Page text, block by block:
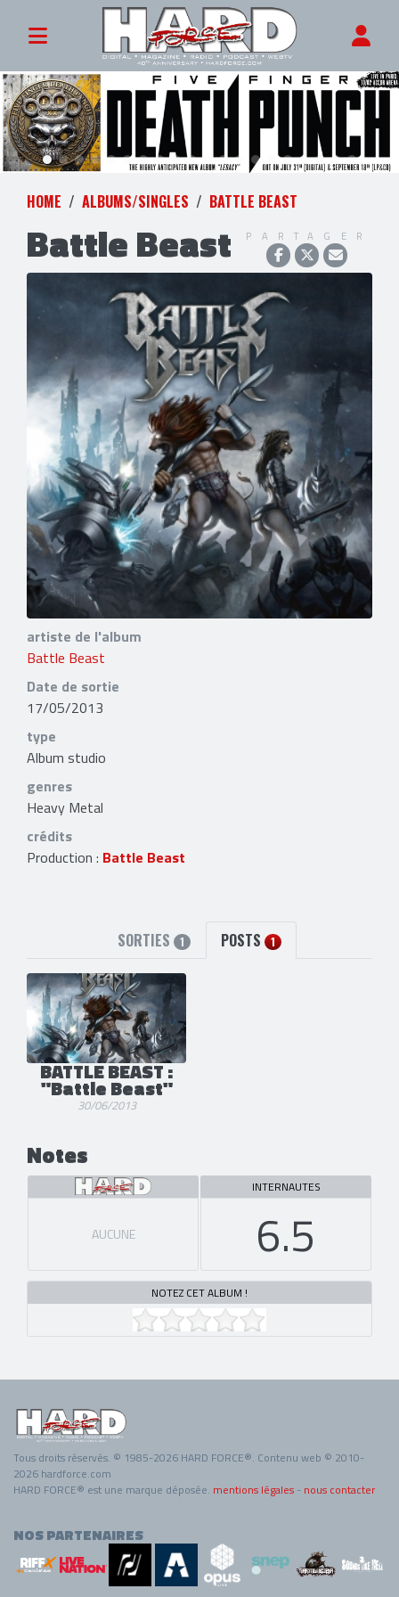
HOME ALBUMS/SINGLES BATTLE BEAST
Battle Beast PARTAGER
artiste de l'album
Battle Beast
Date de sortie
17/05/2013
type
Album studio
genres
Heavy Metal
crédits
Production : Battle Beast
SORTIES 1 POSTS 1
BATTLE BEAST :
"Battle Beast"
30/06/2013
Notes
AUCUNE
INTERNAUTES
6.5
NOTEZ CET ALBUM !
Tous droits réservés. © 1985-2026 HARD FORCE®. Contenu web © 2010-
2026 hardforce.com
HARD FORCE® est une marque déposée. mentions légales - nous contacter
NOS PARTENAIRES